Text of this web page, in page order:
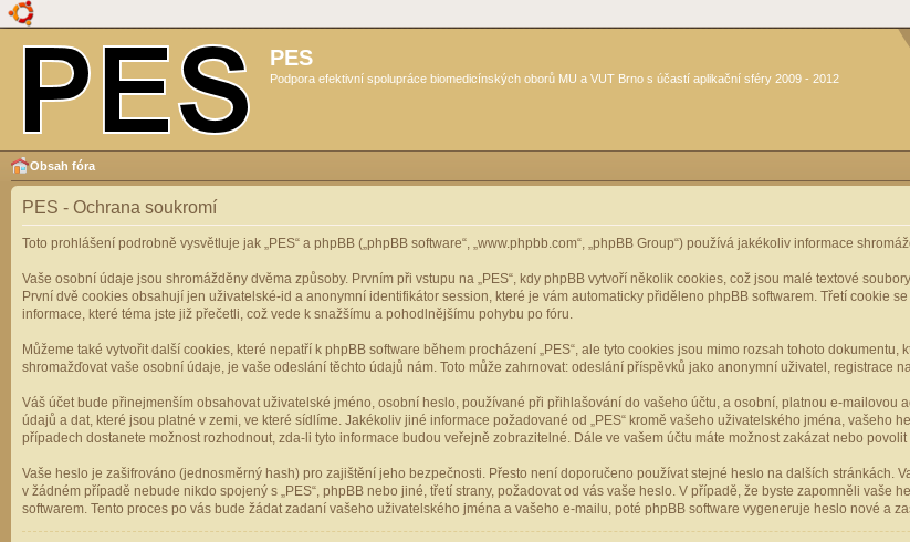
PES
Podpora efektivní spolupráce biomedicínských oborů MU a VUT Brno s účastí aplikační sféry 2009 - 2012
Obsah fóra
PES - Ochrana soukromí
Toto prohlášení podrobně vysvětluje jak „PES“ a phpBB („phpBB software“, „www.phpbb.com“, „phpBB Group“) používá jakékoliv informace
Vaše osobní údaje jsou shromážděny dvěma způsoby. Prvním při vstupu na „PES“, kdy phpBB vytvoří několik cookies, což jsou malé textové
První dvě cookies obsahují jen uživatelské-id a anonymní identifikátor session, které je vám automaticky přiděleno phpBB softwarem. Třetí cookie
informace, které téma jste již přečetli, což vede k snažšímu a pohodlnějšímu pohybu po fóru.
Můžeme také vytvořit další cookies, které nepatří k phpBB software během procházení „PES“, ale tyto cookies jsou mimo rozsah tohoto
shromažďovat vaše osobní údaje, je vaše odeslání těchto údajů nám. Toto může zahrnovat: odeslání příspěvků jako anonymní uživatel, registrace
Váš účet bude přinejmenším obsahovat uživatelské jméno, osobní heslo, používané při přihlašování do vašeho účtu, a osobní, platnou e-mailovou
údajů a dat, které jsou platné v zemi, ve které sídlíme. Jakékoliv jiné informace požadované od „PES“ kromě vašeho uživatelského jména,
případech dostanete možnost rozhodnout, zda-li tyto informace budou veřejně zobrazitelné. Dále ve vašem účtu máte možnost zakázat nebo
Vaše heslo je zašifrováno (jednosměrný hash) pro zajištění jeho bezpečnosti. Přesto není doporučeno používat stejné heslo na dalších stránkách.
v žádném případě nebude nikdo spojený s „PES“, phpBB nebo jiné, třetí strany, požadovat od vás vaše heslo. V případě, že byste zapomněli vaše
softwarem. Tento proces po vás bude žádat zadaní vašeho uživatelského jména a vašeho e-mailu, poté phpBB software vygeneruje heslo nové a